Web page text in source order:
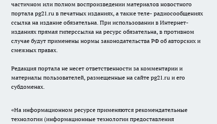
частичном или полном воспроизведении материалов новостного
портала pg21.ru в печатных изданиях, а также теле- радиосообщениях
ссылка на издание обязательна. При использовании в Интернет-
изданиях прямая гиперссылка на ресурс обязательна, в противном
случае будут применены нормы законодательства РФ об авторских и
смежных правах.
Редакция портала не несет ответственности за комментарии и
материалы пользователей, размещенные на сайте pg21.ru и его
субдоменах.
«На информационном ресурсе применяются рекомендательные
технологии (информационные технологии предоставления